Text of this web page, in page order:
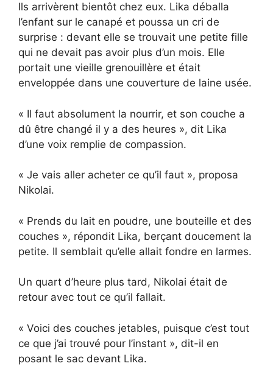
Ils arrivèrent bientôt chez eux. Lika déballa
l’enfant sur le canapé et poussa un cri de
surprise : devant elle se trouvait une petite fille
qui ne devait pas avoir plus d’un mois. Elle
portait une vieille grenouillère et était
enveloppée dans une couverture de laine usée.
« Il faut absolument la nourrir, et son couche a
dû être changé il y a des heures », dit Lika
d’une voix remplie de compassion.
« Je vais aller acheter ce qu’il faut », proposa
Nikolai.
« Prends du lait en poudre, une bouteille et des
couches », répondit Lika, berçant doucement la
petite. Il semblait qu’elle allait fondre en larmes.
Un quart d’heure plus tard, Nikolai était de
retour avec tout ce qu’il fallait.
« Voici des couches jetables, puisque c’est tout
ce que j’ai trouvé pour l’instant », dit-il en
posant le sac devant Lika.